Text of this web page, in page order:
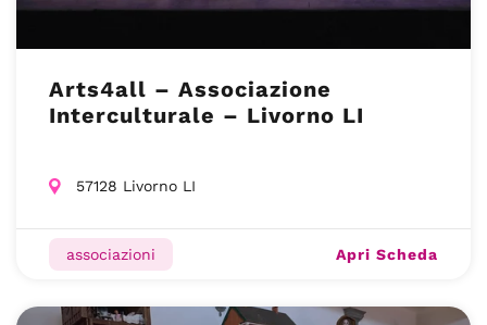
Arts4all – Associazione
Interculturale – Livorno LI
57128 Livorno LI
associazioni Apri Scheda